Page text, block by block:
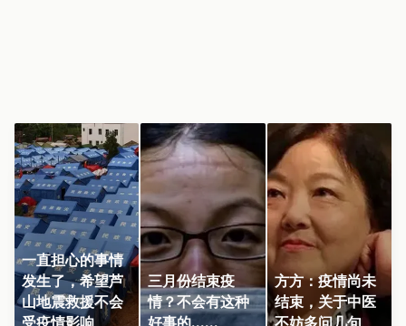
一直担心的事情
发生了，希望芦
山地震救援不会
三月份结束疫
情？不会有这种
方方：疫情尚未
结束，关于中医